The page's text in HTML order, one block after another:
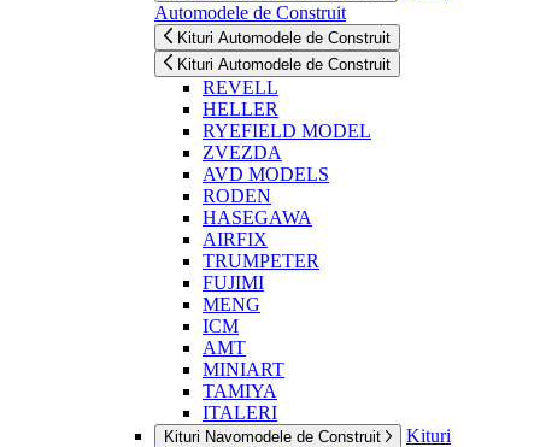
Automodele de Construit
Kituri Automodele de Construit
Kituri Automodele de Construit
REVELL
HELLER
RYEFIELD MODEL
ZVEZDA
AVD MODELS
RODEN
HASEGAWA
AIRFIX
TRUMPETER
FUJIMI
MENG
ICM
AMT
MINIART
TAMIYA
ITALERI
Kituri Navomodele de Construit
Kituri